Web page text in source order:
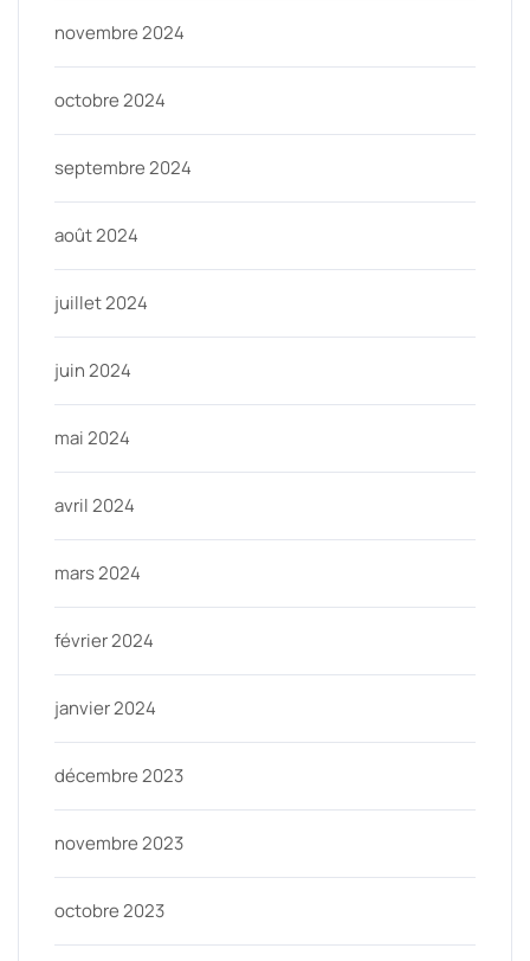
novembre 2024
octobre 2024
septembre 2024
août 2024
juillet 2024
juin 2024
mai 2024
avril 2024
mars 2024
février 2024
janvier 2024
décembre 2023
novembre 2023
octobre 2023